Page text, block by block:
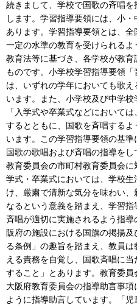
続きまして、学校で国歌の斉唱
します。学習指導要領には、小
あります。学習指導要領とは、全
一定の水準の教育を受けられる
教育法等に基づき、各学校が教
ものです。小学校学習指導要領「
は、いずれの学年においても歌
います。また、小学校及び中学校
「入学式や卒業式などにおいて
するとともに、国歌を斉唱する
います。この学習指導要領の基準
国歌の歌唱および斉唱の指導を
教育委員会の市町村教育委員会
学式・卒業式においては、学校
け、厳粛で清新な気分を味わい
なるという意義を踏まえ、学習
斉唱が適切に実施されるよう指
阪府の施設における国旗の掲揚
る条例」の趣旨を踏まえ、教員
える責務を自覚し、国歌斉唱に
すること」とあります。教育委
大阪府教育委員会の指導助言事
ように指導助言しています。「